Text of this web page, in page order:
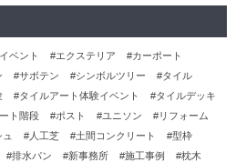
イベント エクステリア
カーポート
サボテン シンボルツリー
タイル
タイルアート体験イベント
タイルデッキ
ト階段 ポスト ユニソン
リフォーム
人工芝 土間コンクリート
型枠
排水パン 新事務所 施工事例
枕木